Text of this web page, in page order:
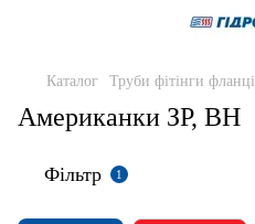
Каталог Труби фітінги фланці
Американки ЗР, ВН
Фільтр 1